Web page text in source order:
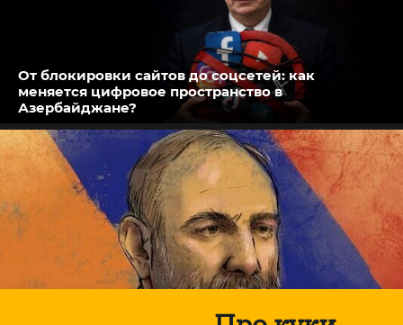
От блокировки сайтов до соцсетей: как
меняется цифровое пространство в
Азербайджане?